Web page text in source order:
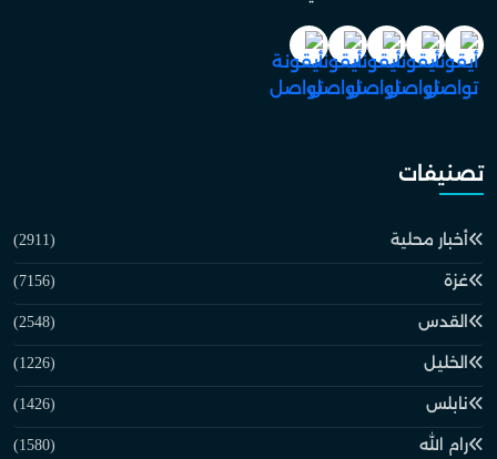
تصنيفات
أخبار محلية (2911)
غزة (7156)
القدس (2548)
الخليل (1226)
نابلس (1426)
رام الله (1580)